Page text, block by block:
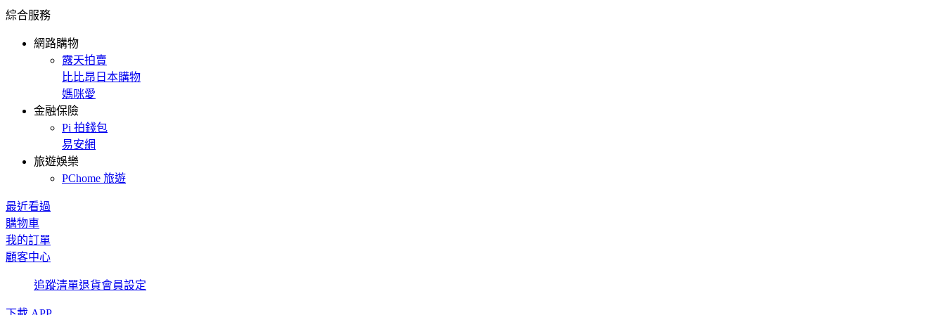
綜合服務
網路購物
露天拍賣
比比昂日本購物
媽咪愛
金融保險
Pi 拍錢包
易安網
旅遊娛樂
PChome 旅遊
最近看過
購物車
我的訂單
顧客中心
追蹤清單退貨會員設定